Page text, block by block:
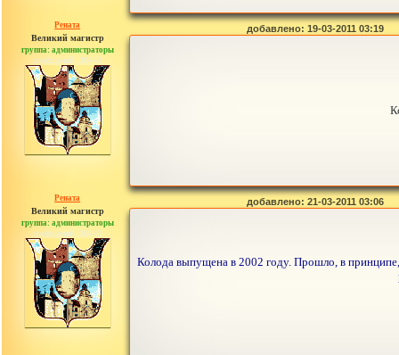
Рената
Великий магистр
группа: администраторы
сообщений: 30442
добавлено: 19-03-2011 03:19
Рената
Великий магистр
группа: администраторы
сообщений: 30442
добавлено: 21-03-2011 03:06
Колода выпущена в 2002 году. Прошло, в